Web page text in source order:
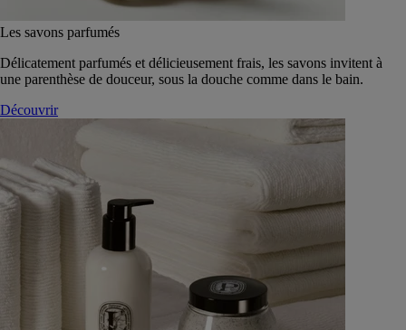
Les savons parfumés
Délicatement parfumés et délicieusement frais, les savons invitent à
une parenthèse de douceur, sous la douche comme dans le bain.
Découvrir